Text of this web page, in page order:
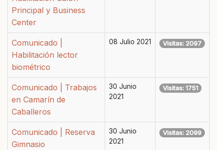
Principal y Business
Center
Comunicado |
Habilitación lector
biométrico
08 Julio 2021 Visitas: 2097
Comunicado | Trabajos
en Camarín de
Caballeros
30 Junio
2021
Visitas: 1751
Comunicado | Reserva
Gimnasio
30 Junio
2021
Visitas: 2099